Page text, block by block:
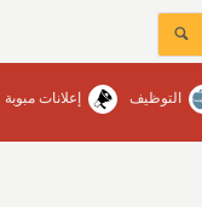
التوظيف إعلانات مبوبة